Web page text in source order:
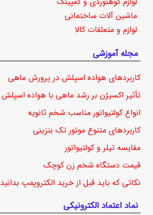
ماشین آلات ساختمانی
لوازم و متعلقات کالا
مجله آموزشی
کاربردهای هواده اسپلش در پرورش ماهی
تأثیر اکسیژن بر رشد ماهی با هواده اسپلش
انواع کولتیواتور مناسب شخم ثانویه
کاربردهای متنوع موتور تک بنزینی
مقایسه تیلر و کولتیواتور
قیمت دستگاه شخم زن کوچک
نکاتی که باید قبل از خرید الکتروپمپ بدانید
نماد اعتماد الکترونیکی